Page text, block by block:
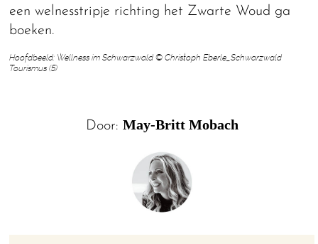
een welnesstripje richting het Zwarte Woud ga
boeken.
Hoofdbeeld: Wellness im Schwarzwald © Christoph Eberle_Schwarzwald
Tourismus (5)
Door: May-Britt Mobach